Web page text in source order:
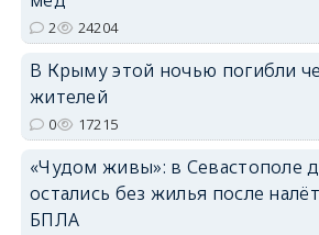
2 24204
В Крыму этой ночью погибли
жителей
0 17215
«Чудом живы»: в Севастополе
остались без жилья после
БПЛА